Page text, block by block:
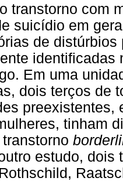
transtorno com
suicídio em
de
Em uma
dois terços de
preexistentes,
tinham
estudo, dois